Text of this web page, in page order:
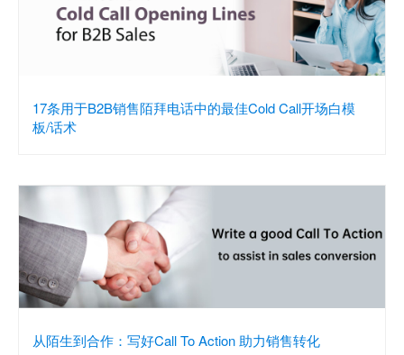
17条用于B2B销售陌拜电话中的最佳Cold Call开场白模
板/话术
从陌生到合作：写好Call To Action 助力销售转化